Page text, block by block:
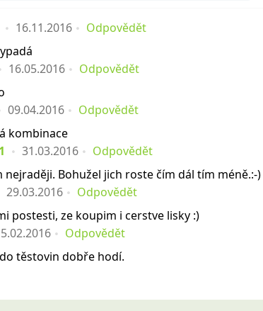
16.11.2016
Odpovědět
16.05.2016
Odpovědět
09.04.2016
Odpovědět
kombinace
31.03.2016
Odpovědět
nejraději. Bohužel jich roste čím dál tím méně.:-)
29.03.2016
Odpovědět
postesti, ze koupim i cerstve lisky :)
Odpovědět
těstovin dobře hodí.